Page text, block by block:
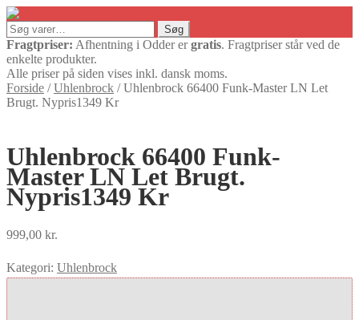
Søg
efter:
Søg
Fragtpriser: Afhentning i Odder ergratis. Fragtpriser står ved de
enkelte produkter.
Alle priser på siden vises inkl. dansk moms.
Forside /Uhlenbrock /Uhlenbrock 66400 Funk-Master LN Let
Brugt. Nypris1349 Kr
Uhlenbrock 66400 Funk-
Master LN Let Brugt.
Nypris1349 Kr
999,00 kr.
Kategori: Uhlenbrock